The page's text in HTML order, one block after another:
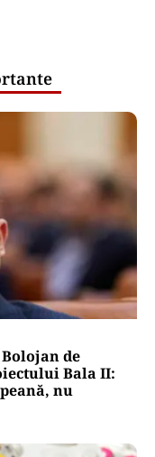
de
Bala II:
nu